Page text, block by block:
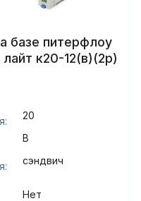
базе питерфлоу
лайт к20-12(в)(2р)
20
В
сэндвич
Нет